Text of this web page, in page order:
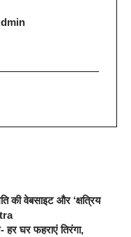
की वेबसाइट और ‘क्षत्रिय
हर घर फहराएं तिरंगा,